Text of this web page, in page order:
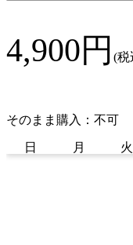
4,900円 (税
そのまま購入：不可
日 月 火